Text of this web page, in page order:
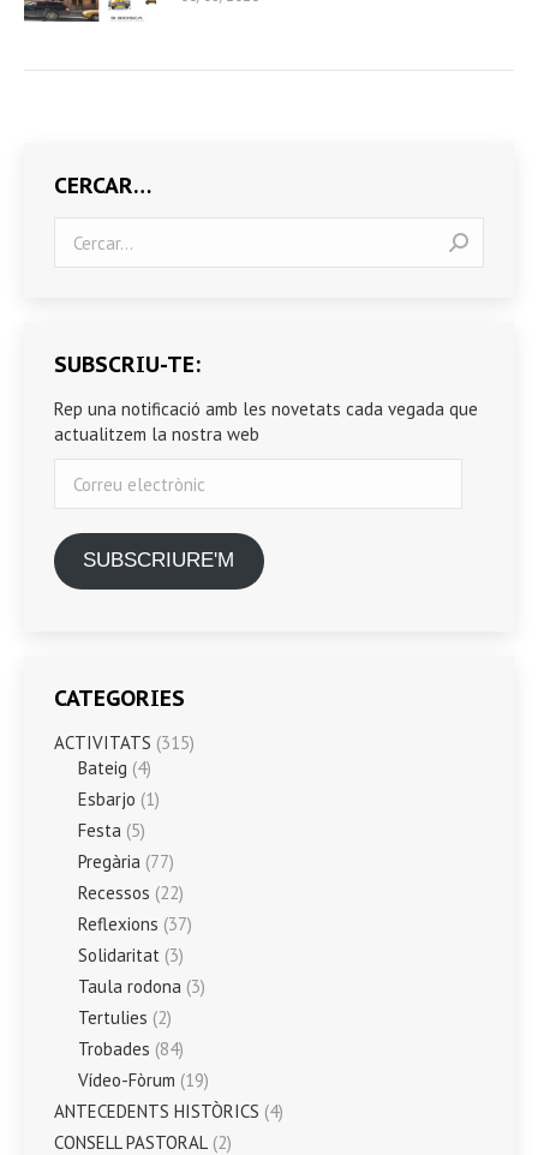
CERCAR…
SUBSCRIU-TE:
Rep una notificació amb les novetats cada vegada que
actualitzem la nostra web
electrònic
SUBSCRIURE'M
CATEGORIES
ACTIVITATS (315)
Bateig (4)
Esbarjo (1)
Festa (5)
Pregària (77)
Recessos (22)
Reflexions (37)
Solidaritat (3)
Taula rodona (3)
Tertulies (2)
Trobades (84)
Vídeo-Fòrum (19)
ANTECEDENTS HISTÒRICS (4)
CONSELL PASTORAL (2)